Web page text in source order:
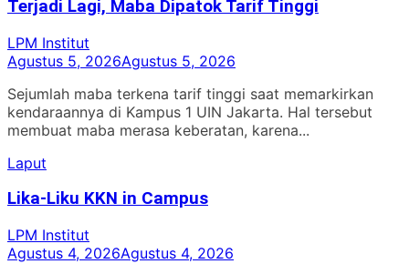
Terjadi Lagi, Maba Dipatok Tarif Tinggi
LPM Institut
Agustus 5, 2026Agustus 5, 2026
Sejumlah maba terkena tarif tinggi saat memarkirkan
kendaraannya di Kampus 1 UIN Jakarta. Hal tersebut
membuat maba merasa keberatan, karena...
Laput
Lika-Liku KKN in Campus
LPM Institut
Agustus 4, 2026Agustus 4, 2026